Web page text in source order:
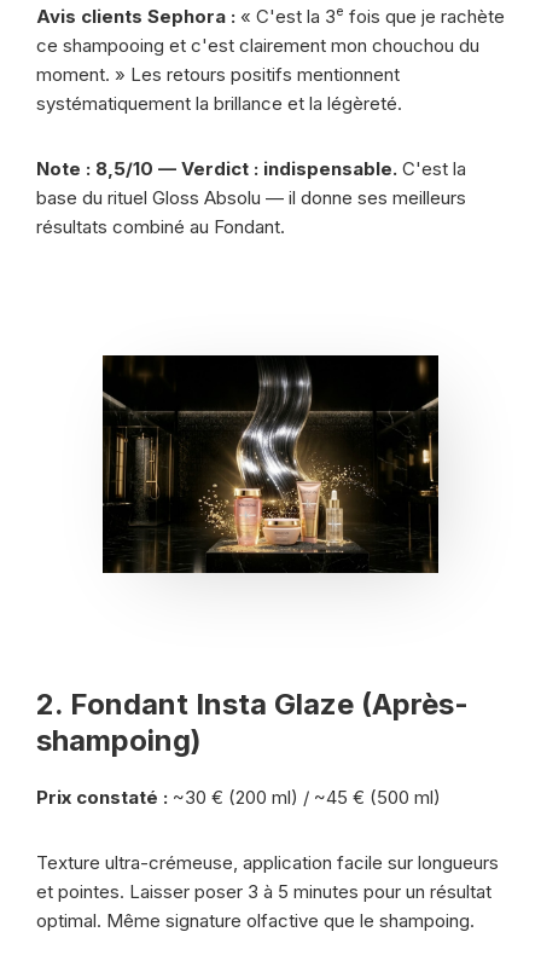
Avis clients Sephora : « C'est la 3e fois que je rachète
ce shampooing et c'est clairement mon chouchou du
moment. » Les retours positifs mentionnent
systématiquement la brillance et la légèreté.
Note : 8,5/10 — Verdict : indispensable. C'est la
base du rituel Gloss Absolu — il donne ses meilleurs
résultats combiné au Fondant.
2. Fondant Insta Glaze (Après-
shampoing)
Prix constaté : ~30 € (200 ml) / ~45 € (500 ml)
Texture ultra-crémeuse, application facile sur longueurs
et pointes. Laisser poser 3 à 5 minutes pour un résultat
optimal. Même signature olfactive que le shampoing.